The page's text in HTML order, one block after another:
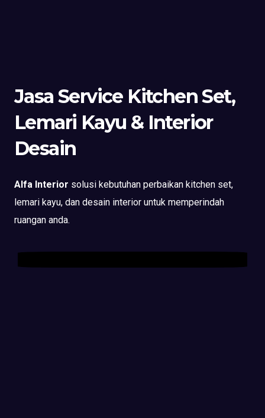
Jasa Service Kitchen Set,
Lemari Kayu & Interior
Desain
Alfa Interior solusi kebutuhan perbaikan kitchen set,
lemari kayu, dan desain interior untuk memperindah
ruangan anda.